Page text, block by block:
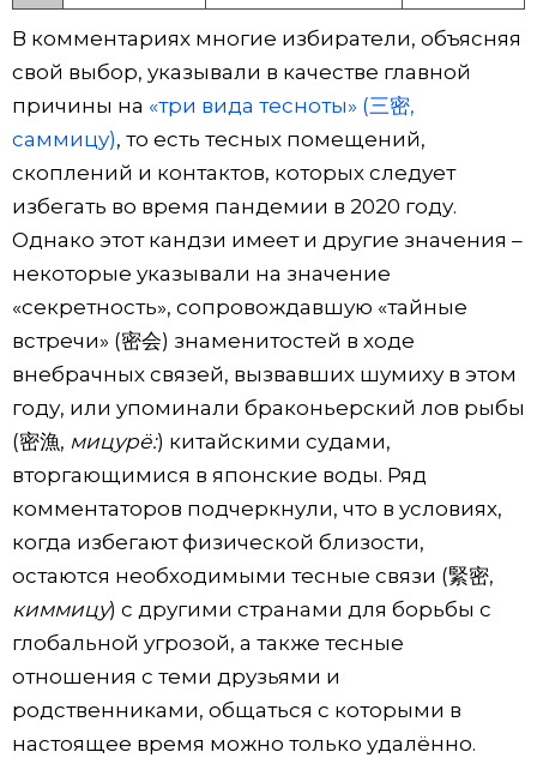
В комментариях многие избиратели, объясняя
свой выбор, указывали в качестве главной
причины на «три вида тесноты» (三密,
саммицу), то есть тесных помещений,
скоплений и контактов, которых следует
избегать во время пандемии в 2020 году.
Однако этот кандзи имеет и другие значения –
некоторые указывали на значение
«секретность», сопровождавшую «тайные
встречи» (密会) знаменитостей в ходе
внебрачных связей, вызвавших шумиху в этом
году, или упоминали браконьерский лов рыбы
(密漁, мицурё:) китайскими судами,
вторгающимися в японские воды. Ряд
комментаторов подчеркнули, что в условиях,
когда избегают физической близости,
остаются необходимыми тесные связи (緊密,
киммицу) с другими странами для борьбы с
глобальной угрозой, а также тесные
отношения с теми друзьями и
родственниками, общаться с которыми в
настоящее время можно только удалённо.